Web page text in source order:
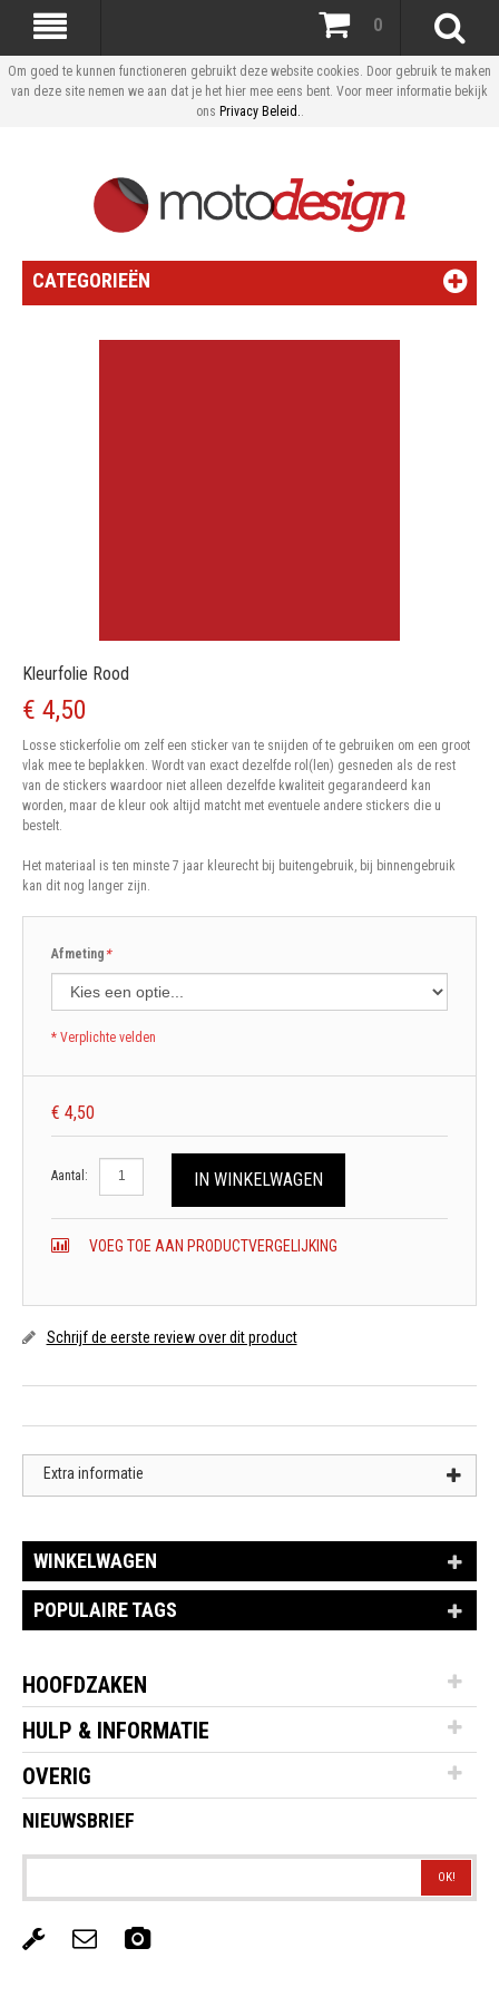
Om goed te kunnen functioneren gebruikt deze website cookies. Door gebruik te maken
van deze site nemen we aan dat je het hier mee eens bent. Voor meer informatie bekijk
ons Privacy Beleid..
0
CATEGORIEËN
Kleurfolie Rood
€ 4,50
Losse stickerfolie om zelf een sticker van te snijden of te gebruiken om een groot
vlak mee te beplakken. Wordt van exact dezelfde rol(len) gesneden als de rest
van de stickers waardoor niet alleen dezelfde kwaliteit gegarandeerd kan
worden, maar de kleur ook altijd matcht met eventuele andere stickers die u
bestelt.
Het materiaal is ten minste 7 jaar kleurecht bij buitengebruik, bij binnengebruik
kan dit nog langer zijn.
*
Afmeting
* Verplichte velden
€ 4,50
Aantal: IN WINKELWAGEN
VOEG TOE AAN PRODUCTVERGELIJKING
Schrijf de eerste review over dit product
Extra informatie
WINKELWAGEN
POPULAIRE TAGS
HOOFDZAKEN
HULP & INFORMATIE
OVERIG
NIEUWSBRIEF
OK!